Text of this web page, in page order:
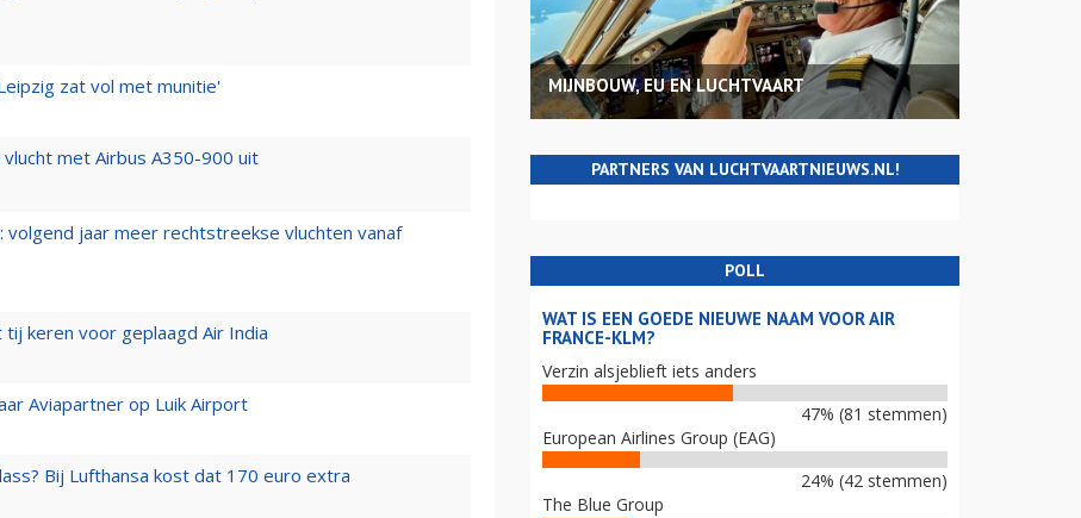
zat vol met munitie'
met Airbus A350-900 uit
volgend jaar meer rechtstreekse vluchten vanaf
keren voor geplaagd Air India
Aviapartner op Luik Airport
Bij Lufthansa kost dat 170 euro extra
MIJNBOUW, EU EN LUCHTVAART
PARTNERS VAN LUCHTVAARTNIEUWS.NL!
POLL
WAT IS EEN GOEDE NIEUWE NAAM VOOR AIR
FRANCE-KLM?
Verzin alsjeblieft iets anders
47% (81 stemmen)
European Airlines Group (EAG)
24% (42 stemmen)
The Blue Group